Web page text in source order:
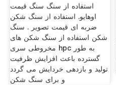
استفاده از سنگ سنگ قیمت
اوهایو. استفاده از سنگ شکن
ضربه ای قیمت تصویر . سنگ
شکن استفاده از سنگ شکن های
مخروطی سری hpc به طور
گسترده باعث افزایش ظرفیت
تولید و بازدهی خردایش می گردد
و برای سنگ شکن